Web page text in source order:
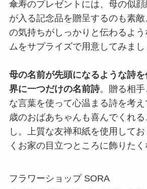
傘寿のプレゼントには、母の似
が入る記念品を贈呈するのも素
の気持ちがしっかりと伝わるよ
ムをサプライズで用意してみまし
母の名前が先頭になるような詩
界に一つだけの名前詩。贈る相
な言葉を使って心温まる詩を考
歳のおばあちゃんも喜んでくれ
し。上質な友禅和紙を使用して
くお家の目立つところに飾りたく
フラワーショップ SORA